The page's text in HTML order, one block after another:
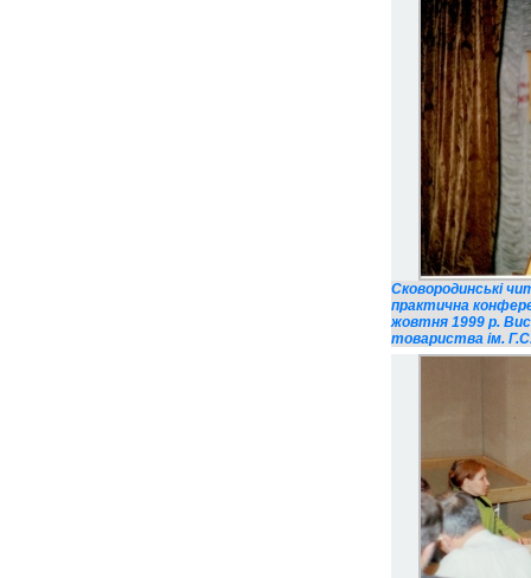
Сковородинські
практична
жовтня 1999 р.
товариства ім.